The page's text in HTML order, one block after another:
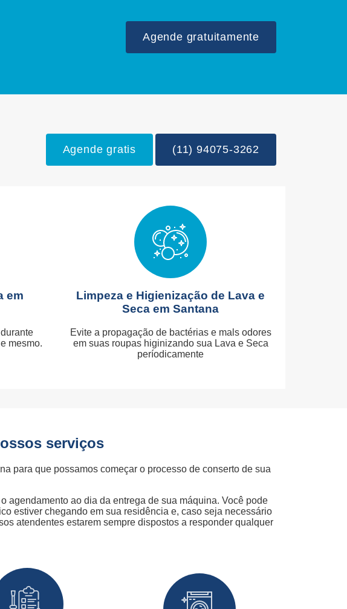
Agende gratuitamente
Agende gratis (11) 94075-3262
em
mesmo.
Limpeza e Higienização de Lava e
Seca em Santana
Evite a propagação de bactérias e mals odores
em suas roupas higinizando sua Lava e Seca
períodicamente
serviços
para que possamos começar o processo de conserto de sua
agendamento ao dia da entrega de sua máquina. Você pode
estiver chegando em sua residência e, caso seja necessário
atendentes estarem sempre dispostos a responder qualquer